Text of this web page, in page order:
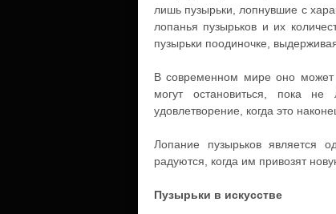
лишь пузырьки, лопнувшие с
лопанья пузырьков и их
пузырьки поодиночке,
В современном мире оно может
могут остановиться, пока
удовлетворение, когда это
Лопание пузырьков является
радуются, когда им привозят
Пузырьки в искусстве